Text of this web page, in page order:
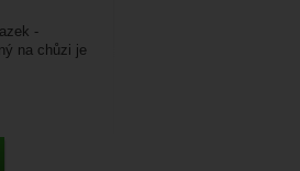
-
na chůzi je